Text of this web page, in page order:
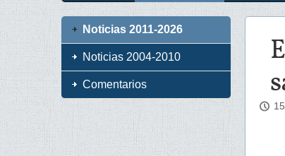
Noticias 2011-2026
Noticias 2004-2010
Comentarios